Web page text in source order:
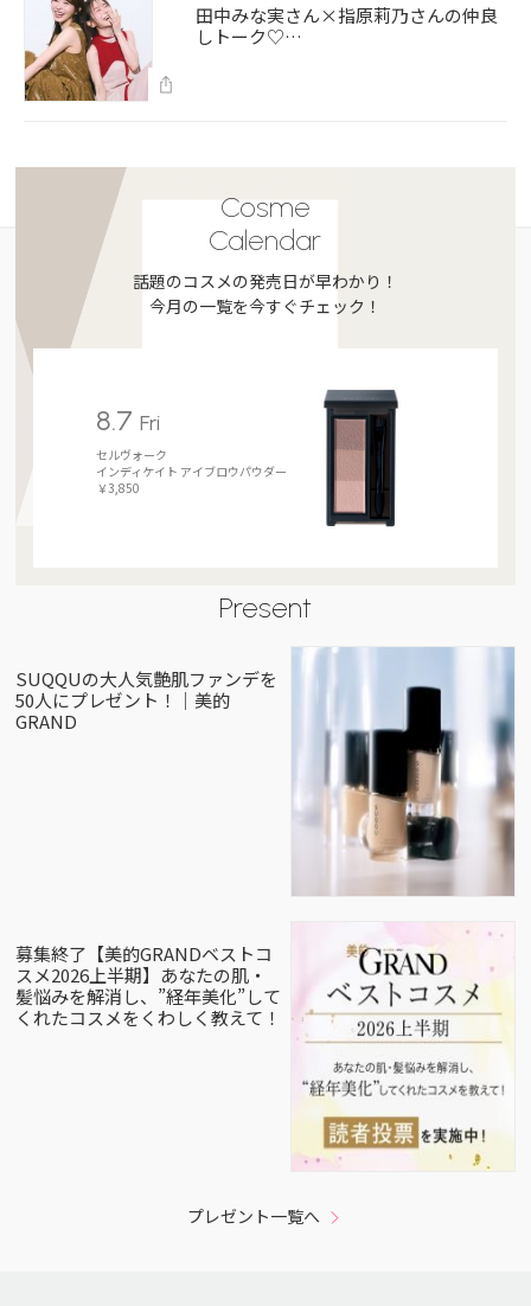
田中みな実さん×指原莉乃さんの仲良
しトーク♡…
Cosme
Calendar
話題のコスメの発売日が早わかり！
今月の一覧を今すぐチェック！
8.7 Fri
セルヴォーク
インディケイト アイブロウパウダー
￥3,850
Present
SUQQUの大人気艶肌ファンデを
50人にプレゼント！｜美的
GRAND
募集終了【美的GRANDベストコ
スメ2026上半期】あなたの肌・
髪悩みを解消し、”経年美化”して
くれたコスメをくわしく教えて！
プレゼント一覧へ